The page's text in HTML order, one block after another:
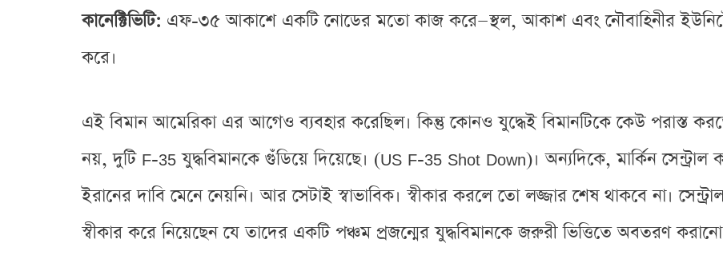
কানেক্টিভিটি: এফ-৩৫ আকাশে একটি নোডের মতো কাজ করে—স্থল, আকাশ এবং নৌবাহিনীর
করে।
এই বিমান আমেরিকা এর আগেও ব্যবহার করেছিল। কিন্তু কোনও যুদ্ধেই বিমানটিকে কেউ পরাস্ত
নয়, দুটি F-35 যুদ্ধবিমানকে গুঁডিয়ে দিয়েছে। (US F-35 Shot Down)। অন্যদিকে, মার্কিন
ইরানের দাবি মেনে নেয়নি। আর সেটাই স্বাভাবিক। স্বীকার করলে তো লজ্জার শেষ থাকবে না।
স্বীকার করে নিয়েছেন যে তাদের একটি পঞ্চম প্রজন্মের যুদ্ধবিমানকে জরুরী ভিত্তিতে অবতরণ